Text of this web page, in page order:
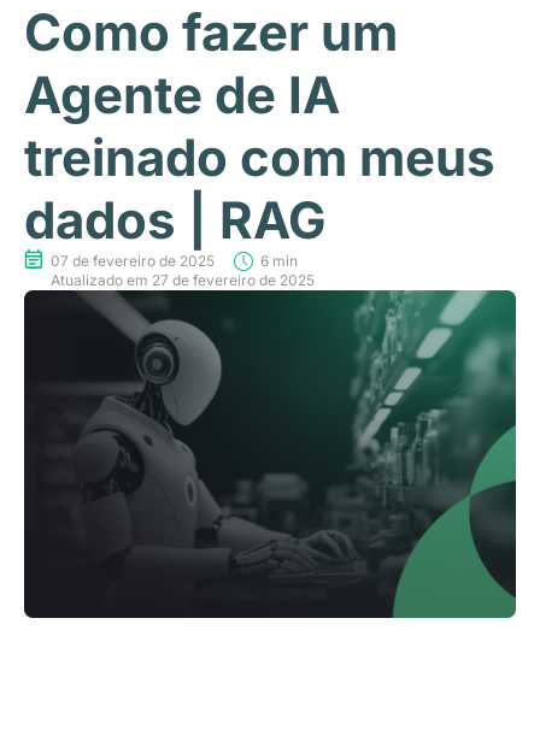
Como fazer um
Agente de IA
treinado com meus
dados | RAG
07 de fevereiro de 2025
6 min
Atualizado em 27 de fevereiro de 2025